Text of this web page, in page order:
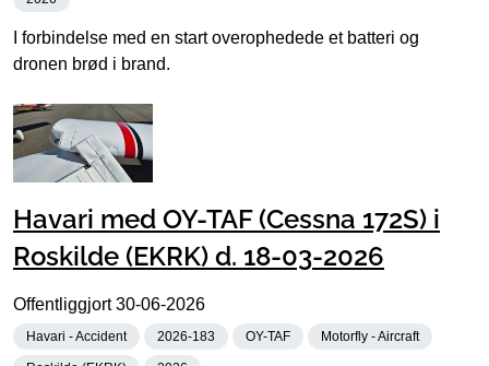
I forbindelse med en start overophedede et batteri og
dronen brød i brand.
Havari med OY-TAF (Cessna 172S) i
Roskilde (EKRK) d. 18-03-2026
Offentliggjort30-06-2026
Havari - Accident 2026-183 OY-TAF Motorfly - Aircraft